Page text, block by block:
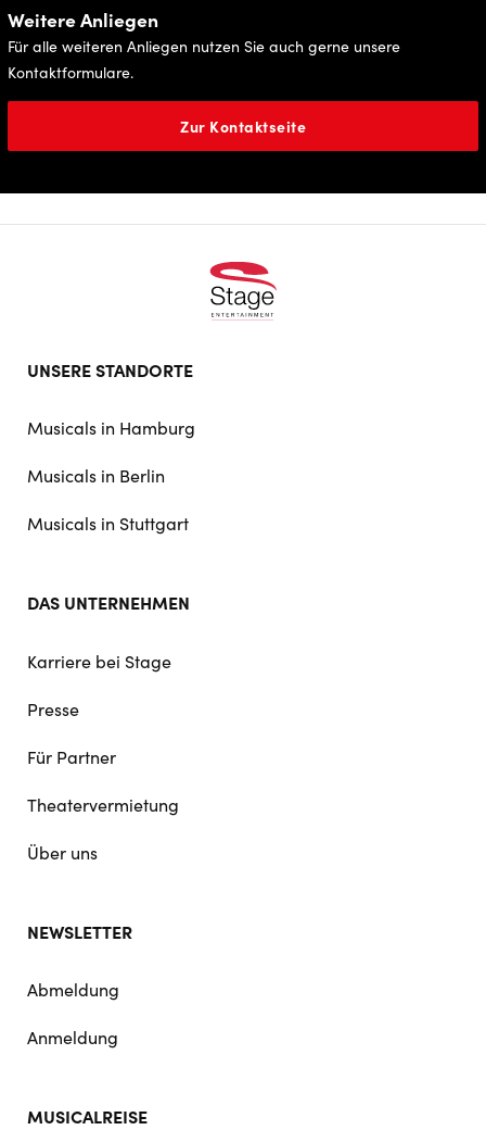
Weitere Anliegen
Für alle weiteren Anliegen nutzen Sie auch gerne unsere
Kontaktformulare.
Zur Kontaktseite
doormat
UNSERE STANDORTE
Musicals in Hamburg
Musicals in Berlin
Musicals in Stuttgart
DAS UNTERNEHMEN
Karriere bei Stage
Presse
Für Partner
Theatervermietung
Über uns
NEWSLETTER
Abmeldung
Anmeldung
MUSICALREISE